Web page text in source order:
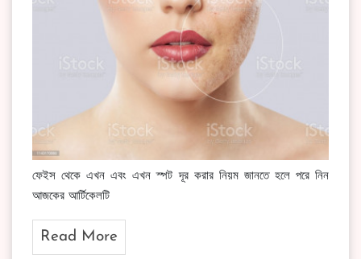
ফেইস থেকে এখন এবং এখন স্পট দূর করার নিয়ম জানতে হলে পরে নিন
আজকের আর্টিকেলটি
Read More